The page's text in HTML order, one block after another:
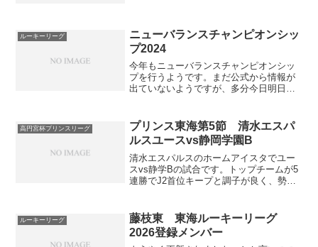
終節の日程...
ルーキーリーグ
ニューバランスチャンピオンシッ
プ2024
今年もニューバランスチャンピオンシッ
プを行うようです。まだ公式から情報が
出ていないようですが、多分今日明日く
を8ブロックに分けて予選リーグを行い、
各ブロック上位2チー...
高円宮杯プリンスリーグ
プリンス東海第5節 清水エスパ
ルスユースvs静岡学園B
清水エスパルスのホームアイスタでユー
スvs静学Bの試合です。トップチームが5
連勝でJ2首位キープと調子が良く、勢い
試合となりました。ユースの試合は観客
が多いと言っても駐...
ルーキーリーグ
藤枝東 東海ルーキーリーグ
2026登録メンバー